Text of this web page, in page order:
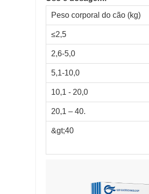
Peso corporal do cão (kg)
≤2,5
2,6-5,0
5,1-10,0
10,1 - 20,0
20,1 – 40.
&gt;40